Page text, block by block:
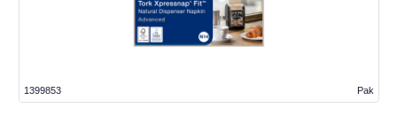
Pak
1399853